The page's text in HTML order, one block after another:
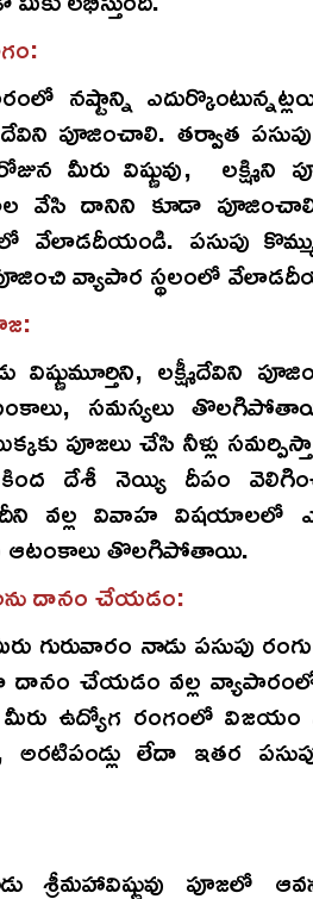
నష్టాన్ని
దేవిని పూజించాలి. తర్వాత
మీరు విష్ణువు, లక్ష్మిని
వేసి దానిని కూడా
వేలాడదీయండి. పసుపు
పూజించి వ్యాపార స్థలంలో
విష్ణుమూర్తిని, లక్ష్మీదేవిని
సమస్యలు
పూజలు చేసి నీళ్లు
దేశీ నెయ్యి దీపం
వల్ల వివాహ విషయాలలో
ఆటంకాలు తొలగిపోతాయి.
దానం చేయడం:
గురువారం నాడు పసుపు
దానం చేయడం వల్ల
ఉద్యోగ రంగంలో విజయం
అరటిపండ్లు లేదా ఇతర
శ్రీమహావిష్ణువు పూజలో